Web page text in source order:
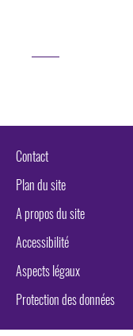
Contact
Plan du site
A propos du site
Accessibilité
Aspects légaux
Protection des données